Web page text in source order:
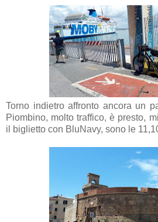
Torno indietro affronto ancora un
Piombino, molto traffico, è presto,
il biglietto con BluNavy, sono le